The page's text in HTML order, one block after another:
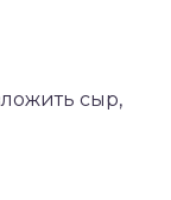
сыр,